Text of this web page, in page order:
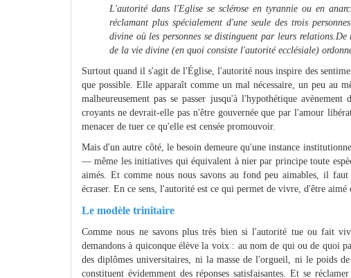
L'autorité dans l'Eglise se sclérose en tyrannie ou en
réclamant plus spécialement d'une seule des trois
divine où les personnes se distinguent par leurs
de la vie divine (en quoi consiste l'autorité ecclésiale)
Surtout quand il s'agit de l'Église, l'autorité nous inspire des
que possible. Elle apparaît comme un mal nécessaire, un peu au
malheureusement pas se passer jusqu'à l'hypothétique
croyants ne devrait-elle pas n'être gouvernée que par l'amour
menacer de tuer ce qu'elle est censée promouvoir.
Mais d'un autre côté, le besoin demeure qu'une instance
— même les initiatives qui équivalent à nier par principe toute
aimés. Et comme nous nous savons au fond peu aimables, il
écraser. En ce sens, l'autorité est ce qui permet de vivre, d'être
Le modèle trinitaire
Comme nous ne savons plus très bien si l'autorité tue ou fait
demandons à quiconque élève la voix : au nom de qui ou de quoi
des diplômes universitaires, ni la masse de l'orgueil, ni le poids
constituent évidemment des réponses satisfaisantes. Et se